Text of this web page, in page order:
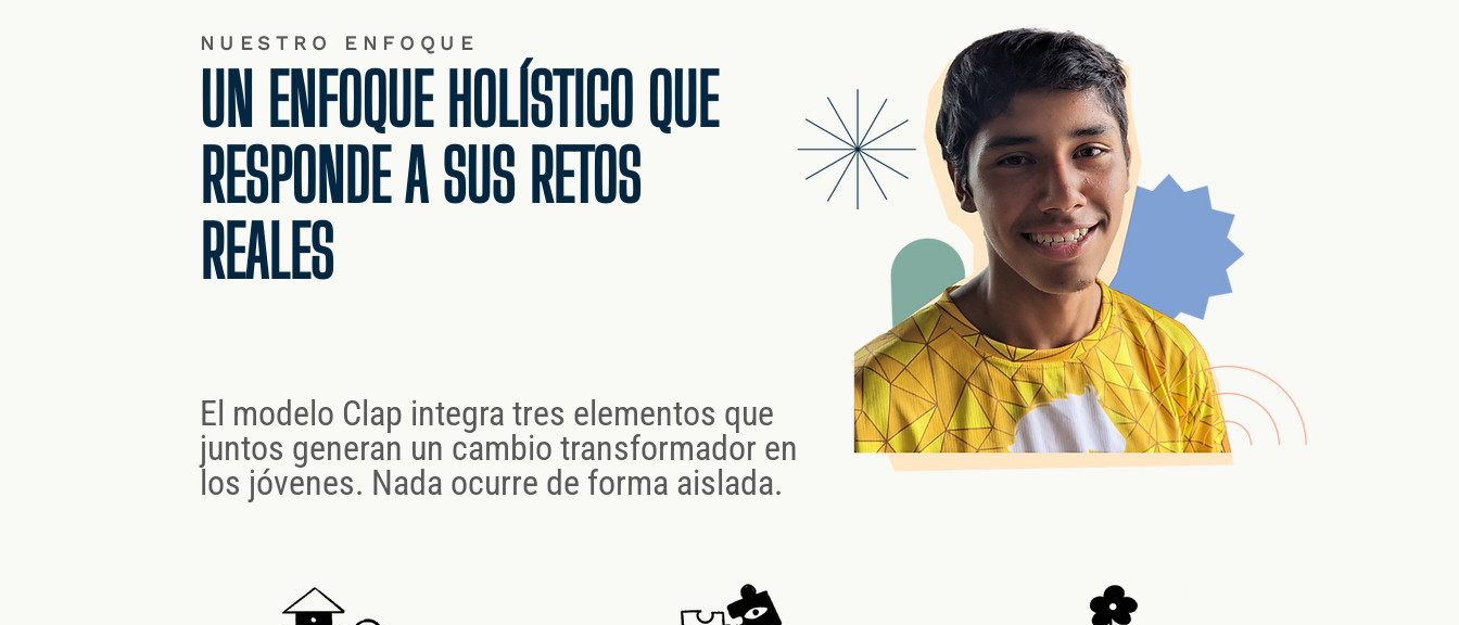
NUESTRO ENFOQUE
UN ENFOQUE HOLÍSTICO QUE
RESPONDE A SUS RETOS
REALES
El modelo Clap integra tres elementos que
juntos generan un cambio transformador en
los jóvenes. Nada ocurre de forma aislada.